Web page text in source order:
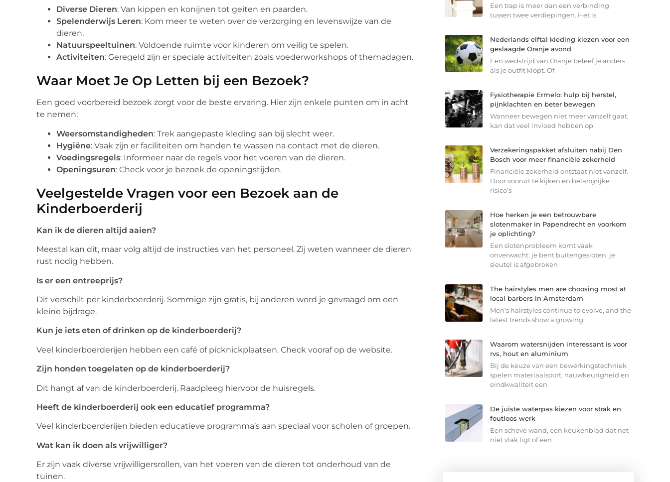
Diverse Dieren: Van kippen en konijnen tot geiten en paarden.
Spelenderwijs Leren: Kom meer te weten over de verzorging en levenswijze van de
dieren.
Natuurspeeltuinen: Voldoende ruimte voor kinderen om veilig te spelen.
Activiteiten: Geregeld zijn er speciale activiteiten zoals voederworkshops of themadagen.
Waar Moet Je Op Letten bij een Bezoek?
Een goed voorbereid bezoek zorgt voor de beste ervaring. Hier zijn enkele punten om in acht
te nemen:
Weersomstandigheden: Trek aangepaste kleding aan bij slecht weer.
Hygiëne: Vaak zijn er faciliteiten om handen te wassen na contact met de dieren.
Voedingsregels: Informeer naar de regels voor het voeren van de dieren.
Openingsuren: Check voor je bezoek de openingstijden.
Veelgestelde Vragen voor een Bezoek aan de
Kinderboerderij
Kan ik de dieren altijd aaien?
Meestal kan dit, maar volg altijd de instructies van het personeel. Zij weten wanneer de dieren
rust nodig hebben.
Is er een entreeprijs?
Dit verschilt per kinderboerderij. Sommige zijn gratis, bij anderen word je gevraagd om een
kleine bijdrage.
Kun je iets eten of drinken op de kinderboerderij?
Veel kinderboerderijen hebben een café of picknickplaatsen. Check vooraf op de website.
Zijn honden toegelaten op de kinderboerderij?
Dit hangt af van de kinderboerderij. Raadpleeg hiervoor de huisregels.
Heeft de kinderboerderij ook een educatief programma?
Veel kinderboerderijen bieden educatieve programma’s aan speciaal voor scholen of groepen.
Wat kan ik doen als vrijwilliger?
Er zijn vaak diverse vrijwilligersrollen, van het voeren van de dieren tot onderhoud van de
tuinen.
Een trap is meer dan een verbinding
tussen twee verdiepingen. Het is
Nederlands elftal kleding kiezen voor een
geslaagde Oranje avond
Een wedstrijd van Oranje beleef je anders
als je outfit klopt. Of
Fysiotherapie Ermelo: hulp bij herstel,
pijnklachten en beter bewegen
Wanneer bewegen niet meer vanzelf gaat,
kan dat veel invloed hebben op
Verzekeringspakket afsluiten nabij Den
Bosch voor meer financiële zekerheid
Financiële zekerheid ontstaat niet vanzelf.
Door vooruit te kijken en belangrijke
risico’s
Hoe herken je een betrouwbare
slotenmaker in Papendrecht en voorkom
je oplichting?
Een slotenprobleem komt vaak
onverwacht: je bent buitengesloten, je
sleutel is afgebroken
The hairstyles men are choosing most at
local barbers in Amsterdam
Men’s hairstyles continue to evolve, and the
latest trends show a growing
Waarom watersnijden interessant is voor
rvs, hout en aluminium
Bij de keuze van een bewerkingstechniek
spelen materiaalsoort, nauwkeurigheid en
eindkwaliteit een
De juiste waterpas kiezen voor strak en
foutloos werk
Een scheve wand, een keukenblad dat net
niet vlak ligt of een